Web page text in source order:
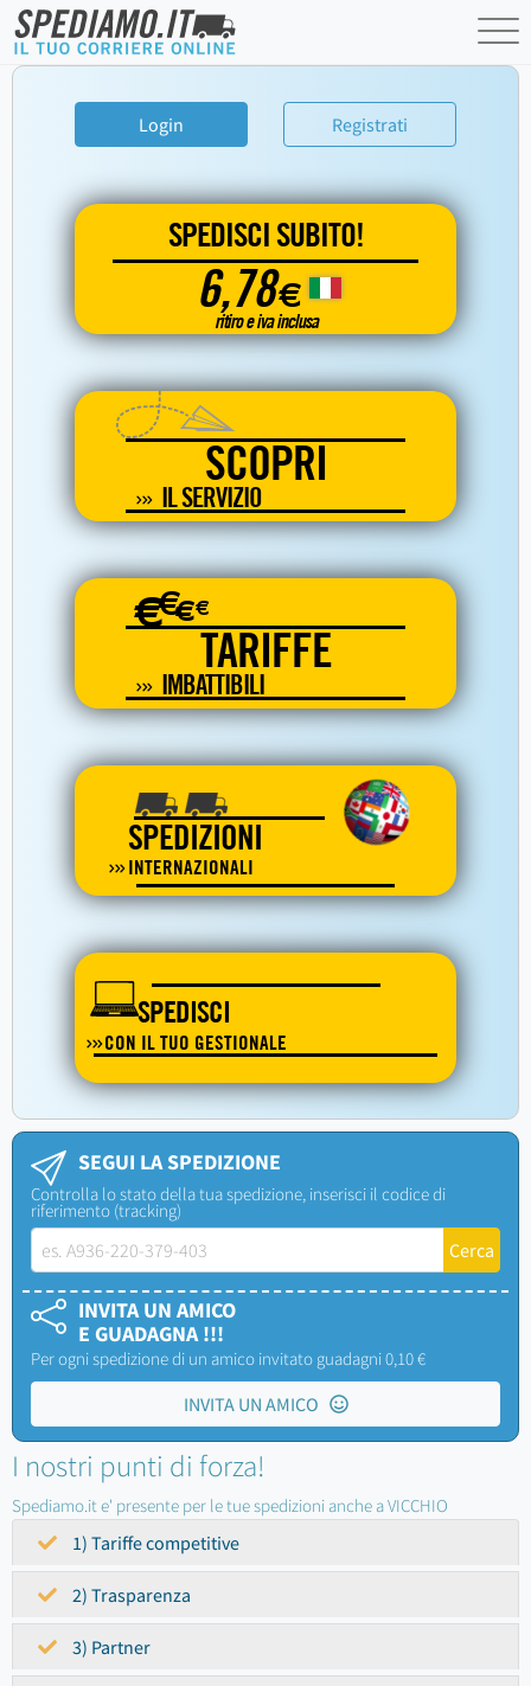
Login Registrati
SPEDISCI SUBITO!
6,78€
ritiro e iva inclusa
SCOPRI
IL SERVIZIO
€€€€
TARIFFE
IMBATTIBILI
SPEDIZIONI
INTERNAZIONALI
SPEDISCI
CON IL TUO GESTIONALE
SEGUI LA SPEDIZIONE
Controlla lo stato della tua spedizione, inserisci il codice di
riferimento (tracking)
INVITA UN AMICO
E GUADAGNA !!!
Per ogni spedizione di un amico invitato guadagni 0,10 €
INVITA UN AMICO
I nostri punti di forza!
Spediamo.it e' presente per le tue spedizioni anche a VICCHIO
1) Tariffe competitive
2) Trasparenza
3) Partner